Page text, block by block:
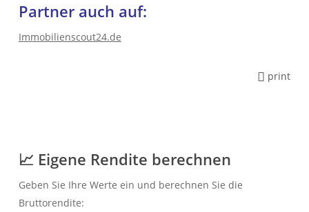
Partner auch auf:
Immobilienscout24.de
print
📈 Eigene Rendite berechnen
Geben Sie Ihre Werte ein und berechnen Sie die
Bruttorendite: